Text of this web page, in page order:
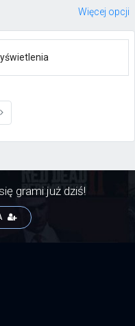
Więcej opcji
grami już dziś!